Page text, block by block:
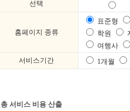
선택
홈페이지 종류
표준형
학원
여행사
서비스기간
1개월
총 서비스 비용 산출